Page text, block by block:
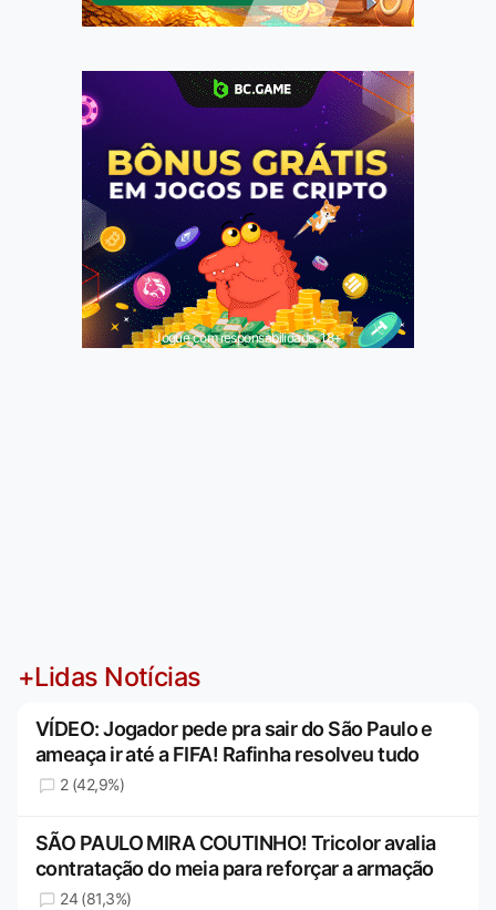
Jogue com responsabilidade. 18+
+Lidas Notícias
VÍDEO: Jogador pede pra sair do São Paulo e
ameaça ir até a FIFA! Rafinha resolveu tudo
2 (42,9%)
SÃO PAULO MIRA COUTINHO! Tricolor avalia
contratação do meia para reforçar a armação
24 (81,3%)